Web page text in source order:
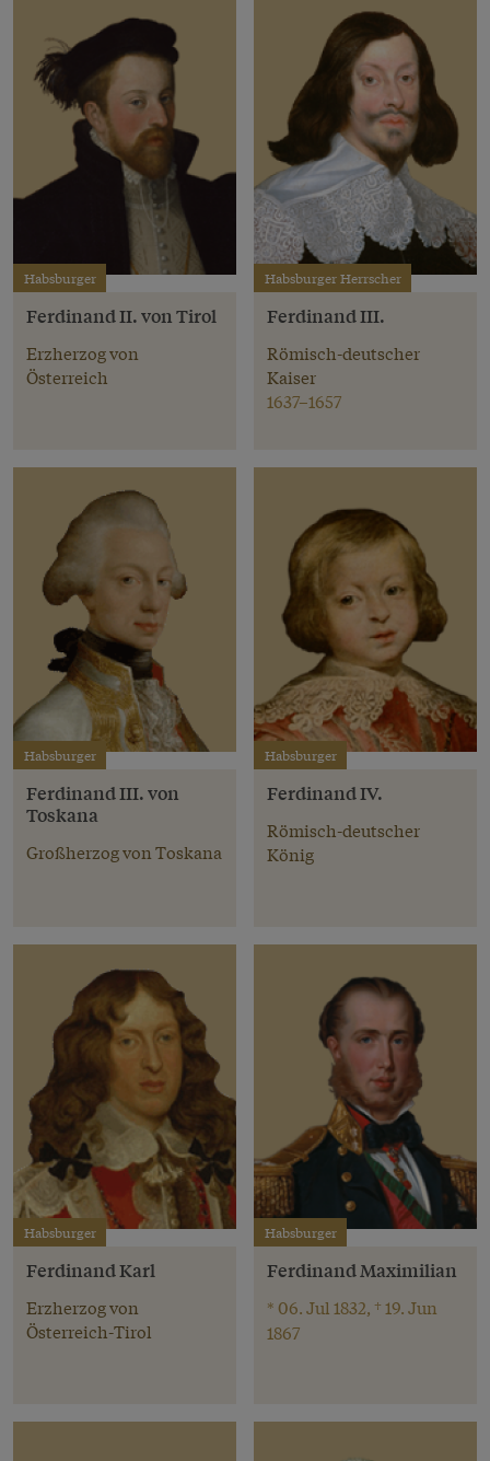
Habsburger
Ferdinand II. von Tirol
Erzherzog von
Österreich
Habsburger Herrscher
Ferdinand III.
Römisch-deutscher
Kaiser
1637–1657
Habsburger
Ferdinand III. von
Toskana
Großherzog von Toskana
Habsburger
Ferdinand IV.
Römisch-deutscher
König
Habsburger
Ferdinand Karl
Erzherzog von
Österreich-Tirol
Habsburger
Ferdinand Maximilian
* 06. Jul 1832, † 19. Jun
1867